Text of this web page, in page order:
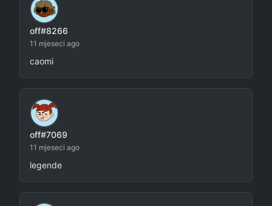
off#8266
11 mjeseci ago
caomi
off#7069
11 mjeseci ago
legende